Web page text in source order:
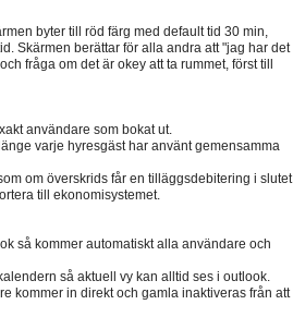
byter till röd färg med default tid 30 min,
Skärmen berättar för alla andra att "jag har det
fråga om det är okey att ta rummet, först till
användare som bokat ut.
varje hyresgäst har använt gemensamma
om överskrids får en tilläggsdebitering i slutet
till ekonomisystemet.
så kommer automatiskt alla användare och
så aktuell vy kan alltid ses i outlook.
kommer in direkt och gamla inaktiveras från att